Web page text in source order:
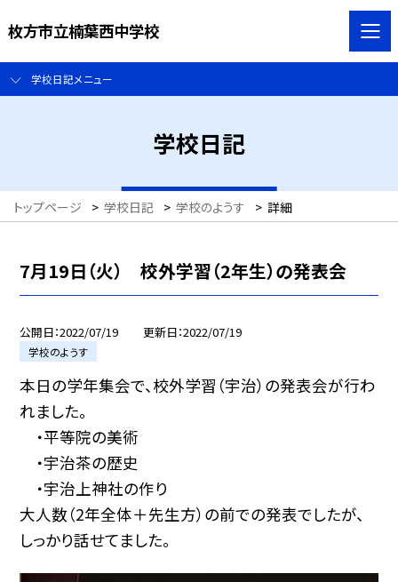
枚方市立楠葉西中学校
学校日記メニュー
学校日記
トップページ > 学校日記 > 学校のようす > 詳細
7月19日（火） 校外学習（2年生）の発表会
公開日 2022/07/19 更新日 2022/07/19
学校のようす
本日の学年集会で、校外学習（宇治）の発表会が行わ
れました。
・平等院の美術
・宇治茶の歴史
・宇治上神社の作り
大人数（2年全体＋先生方）の前での発表でしたが、
しっかり話せてました。